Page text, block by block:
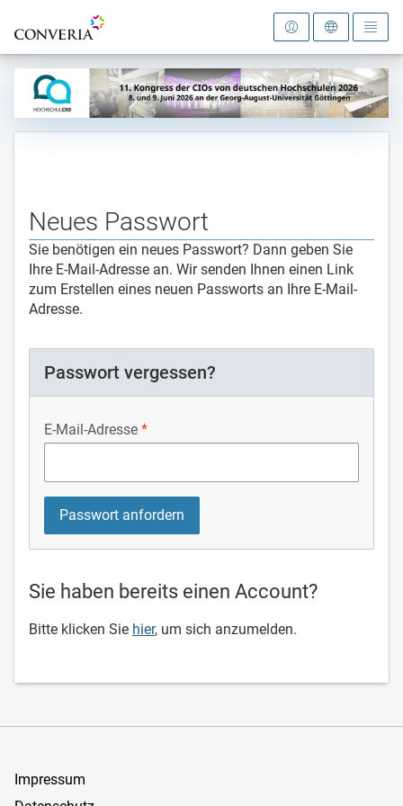
Zur Startseite
Neues Passwort
Sie benötigen ein neues Passwort? Dann geben Sie
Ihre E-Mail-Adresse an. Wir senden Ihnen einen Link
zum Erstellen eines neuen Passworts an Ihre E-Mail-
Adresse.
Passwort vergessen?
E-Mail-Adresse
Sie haben bereits einen Account?
Bitte klicken Sie hier, um sich anzumelden.
Impressum